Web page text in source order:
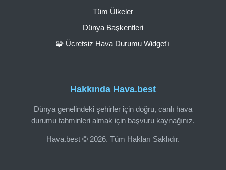
Hakkında Hava.best
Dünya genelindeki şehirler için doğru, canlı hava
durumu tahminleri almak için başvuru kaynağınız.
Hava.best © 2026. Tüm Hakları Saklıdır.
Tüm Ülkeler
Dünya Başkentleri
🧩 Ücretsiz Hava Durumu Widget'ı